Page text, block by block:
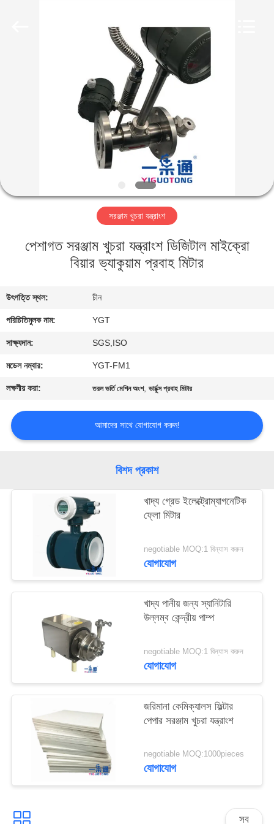
VR
প্রদর্শন
আমাদের
কারখানা
ভ্রমণ
মান
নিয়ন্ত্রণ
যোগাযোগ
করুন
ম্যাপ
PRIVACY
POLICY
সরঞ্জাম খুচরা যন্ত্রাংশ
পেশাগত সরঞ্জাম খুচরা যন্ত্রাংশ ডিজিটাল মাইক্রো
বিয়ার ভ্যাকুয়াম প্রবাহ মিটার
উৎপত্তি স্থল: চীন
পরিচিতিমুলক নাম: YGT
সাক্ষ্যদান: SGS,ISO
মডেল নম্বার: YGT-FM1
লক্ষণীয় করা: তরল ভর্তি মেশিন অংশ,ভার্চুক্স প্রবাহ মিটার
আমাদের সাথে যোগাযোগ করুন!
বিশদ প্রকাশ
খাদ্য গ্রেড ইলেক্ট্রোম্যাগনেটিক
ফ্লো মিটার
negotiable MOQ:1 বিন্যাস করুন
যোগাযোগ
খাদ্য পানীয় জন্য স্যানিটারি
উল্লম্ব কেন্দ্রীয় পাম্প
negotiable MOQ:1 বিন্যাস করুন
যোগাযোগ
জরিমানা কেমিক্যালস ফিল্টার
পেপার সরঞ্জাম খুচরা যন্ত্রাংশ
negotiable MOQ:1000pieces
যোগাযোগ
সব